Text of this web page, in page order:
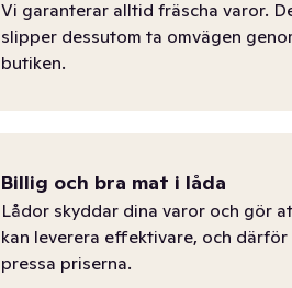
Vi garanterar alltid fräscha varor.
slipper dessutom ta omvägen
butiken.
Billig och bra mat i låda
Lådor skyddar dina varor och gör
kan leverera effektivare, och därför
pressa priserna.